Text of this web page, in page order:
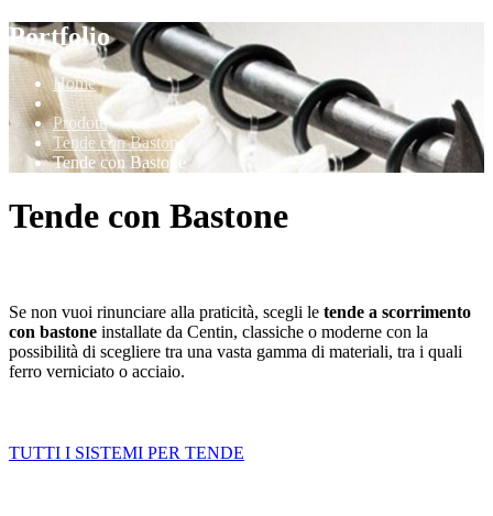
Portfolio
Home
Prodotti
Tende con Bastone
Tende con Bastone
Tende con Bastone
Se non vuoi rinunciare alla praticità, scegli le tende a scorrimento
con bastone installate da Centin, classiche o moderne con la
possibilità di scegliere tra una vasta gamma di materiali, tra i quali
ferro verniciato o acciaio.
TUTTI I SISTEMI PER TENDE